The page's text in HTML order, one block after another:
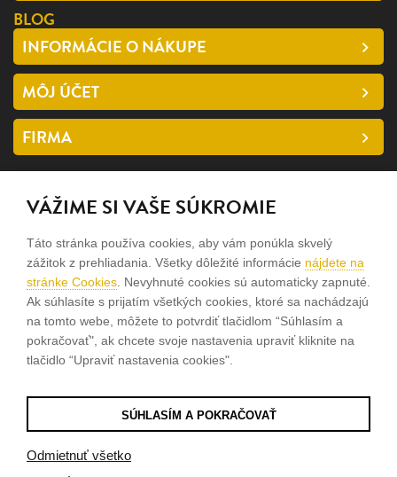
BLOG
INFORMÁCIE O NÁKUPE
MÔJ ÚČET
FIRMA
SLEDUJTE NÁS
facebook
instagram
Sme rodinná firma a zameriavame sa na predaj hodiniek a
šperkov od roku 1994.
Pozrite sa na naše ďaľšie web stránky.
© 2026Tvorba e-shopov
VÁŽIME SI VAŠE SÚKROMIE
Táto stránka používa cookies, aby vám ponúkla skvelý
zážitok z prehliadania. Všetky dôležité informácie nájdete na
stránke Cookies . Nevyhnuté cookies sú automaticky zapnuté.
Ak súhlasíte s prijatím všetkých cookies, ktoré sa nachádzajú
na tomto webe, môžete to potvrdiť tlačidlom “Súhlasím a
pokračovať", ak chcete svoje nastavenia upraviť kliknite na
tlačidlo “Upraviť nastavenia cookies".
SÚHLASÍM A POKRAČOVAŤ
Odmietnuť všetko